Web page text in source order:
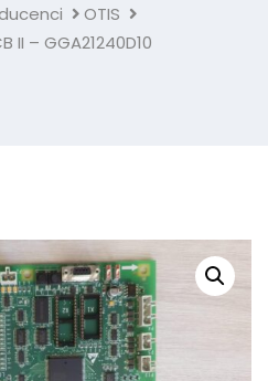
OTIS
II – GGA21240D10